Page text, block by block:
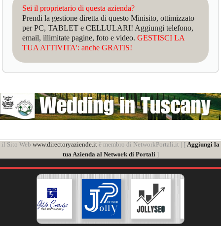
Sei il proprietario di questa azienda?
Prendi la gestione diretta di questo Minisito, ottimizzato
per PC, TABLET e CELLULARI! Aggiungi telefono,
email, illimitate pagine, foto e video.GESTISCI LA
TUA ATTIVITA': anche GRATIS!
il Sito Web www.directoryaziende.it è membro di NetworkPortali.it | [ Aggiungi la
tua Azienda al Network di Portali]